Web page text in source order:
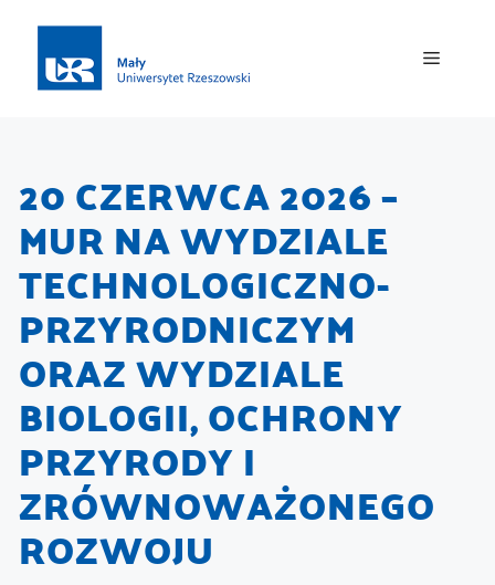
20 CZERWCA 2026 –
MUR NA WYDZIALE
TECHNOLOGICZNO-
PRZYRODNICZYM
ORAZ WYDZIALE
BIOLOGII, OCHRONY
PRZYRODY I
ZRÓWNOWAŻONEGO
ROZWOJU